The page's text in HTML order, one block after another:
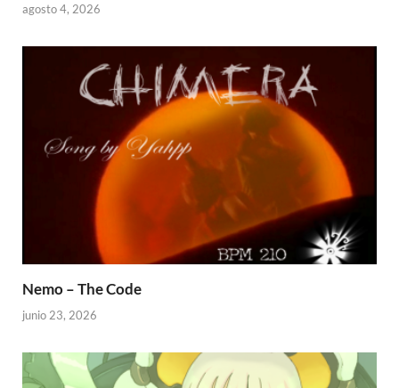
agosto 4, 2026
Nemo – The Code
junio 23, 2026